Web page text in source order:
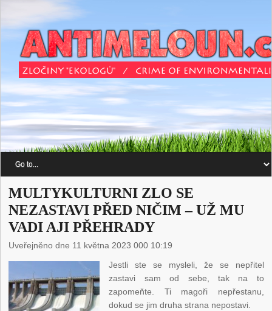
MULTYKULTURNI ZLO SE
NEZASTAVI PŘED NIČIM – UŽ MU
VADI AJI PŘEHRADY
Uveřejněno dne 11 května 2023 000 10:19
Jestli ste se mysleli, že se nepřitel
zastavi sam od sebe, tak na to
zapomeňte. Ti magoři nepřestanu,
dokud se jim druha strana nepostavi.